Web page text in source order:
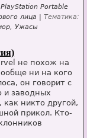
PlayStation Portable
лица | Тематика:
Ужасы
не похож на
ни на кого
он говорит с
и заводных
никто другой,
прикол. Кто-